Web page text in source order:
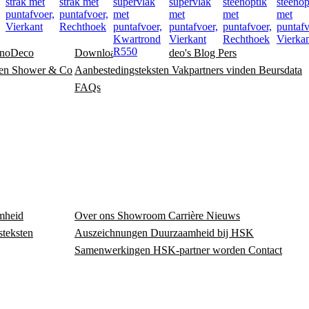
puntafvoer,
Vierkant
puntafvoer,
Rechthoek
met
puntafvoer,
Kwartrond
R550
met
puntafvoer,
Vierkant
met
puntafvoer,
Rechthoek
met
Shower & Co
Downloadcentrum Video's Blog Pers
Aanbestedingsteksten Vakpartners vinden Beursdata
FAQs
Over ons Showroom Carrière Nieuws
Auszeichnungen Duurzaamheid bij HSK
Samenwerkingen HSK-partner worden Contact